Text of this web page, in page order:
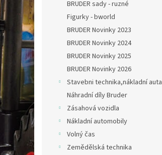
BRUDER sady - ruzné
Figurky - bworld
BRUDER Novinky 2023
BRUDER Novinky 2024
BRUDER Novinky 2025
BRUDER Novinky 2026
Stavebni technika,nákladní auta
Náhradní díly Bruder
Zásahová vozidla
Nákladní automobily
Volný čas
Zemědělská technika